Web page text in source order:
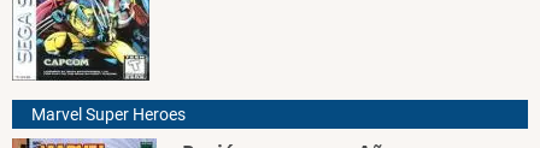
Marvel Super Heroes